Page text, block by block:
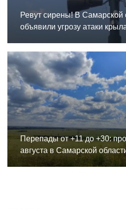
Ревут сирены! В Самарской
объявили угрозу атаки
Перепады от +11 до +30:
августа в Самарской